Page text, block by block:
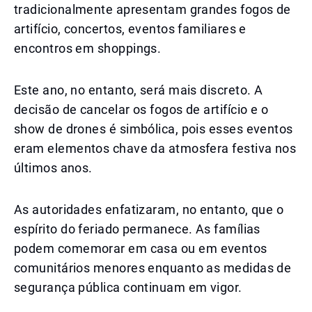
tradicionalmente apresentam grandes fogos de
artifício, concertos, eventos familiares e
encontros em shoppings.
Este ano, no entanto, será mais discreto. A
decisão de cancelar os fogos de artifício e o
show de drones é simbólica, pois esses eventos
eram elementos chave da atmosfera festiva nos
últimos anos.
As autoridades enfatizaram, no entanto, que o
espírito do feriado permanece. As famílias
podem comemorar em casa ou em eventos
comunitários menores enquanto as medidas de
segurança pública continuam em vigor.